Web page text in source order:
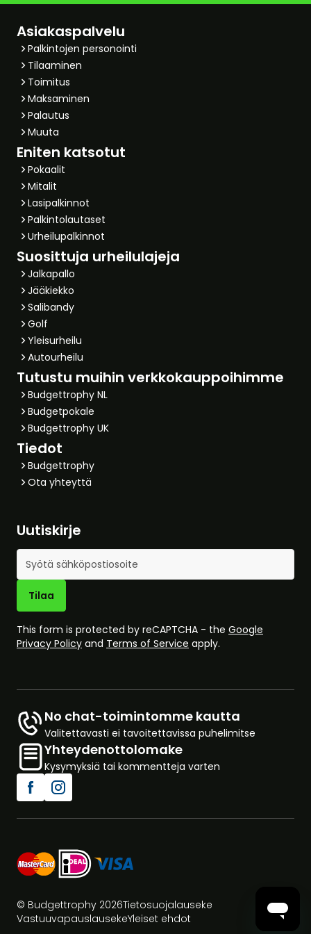
Asiakaspalvelu
Palkintojen personointi
Tilaaminen
Toimitus
Maksaminen
Palautus
Muuta
Eniten katsotut
Pokaalit
Mitalit
Lasipalkinnot
Palkintolautaset
Urheilupalkinnot
Suosittuja urheilulajeja
Jalkapallo
Jääkiekko
Salibandy
Golf
Yleisurheilu
Autourheilu
Tutustu muihin verkkokauppoihimme
Budgettrophy NL
Budgetpokale
Budgettrophy UK
Tiedot
Budgettrophy
Ota yhteyttä
Uutiskirje
Sähköpostiosoite
Tilaa
This form is protected by reCAPTCHA - the Google
Privacy Policy and Terms of Service apply.
No chat-toimintomme kautta
Valitettavasti ei tavoitettavissa puhelimitse
Yhteydenottolomake
Kysymyksiä tai kommentteja varten
© Budgettrophy 2026Tietosuojalauseke
VastuuvapauslausekeYleiset ehdot